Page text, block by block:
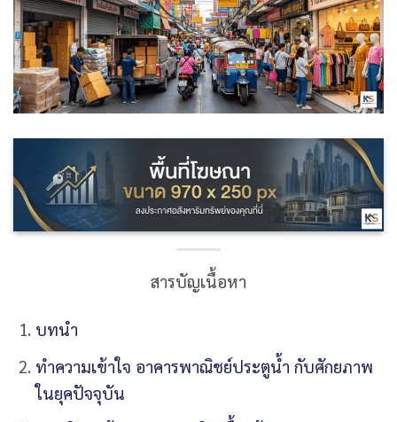
สารบัญเนื้อหา
บทนำ
ทำความเข้าใจ อาคารพาณิชย์ประตูน้ำ กับศักยภาพ
ในยุคปัจจุบัน